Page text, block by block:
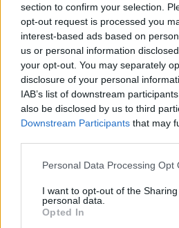
section to confirm your selection.
opt-out request is processed you
interest-based ads based on
us or personal information
your opt-out. You may separately
disclosure of your personal
IAB’s list of downstream
also be disclosed by us to third
Downstream Participants that may
Please note that this website/app
not limited to your visit or usage
grant or deny consent to Google
use your data for below specified
Personal Data Processing Opt
I want to opt-out of the
personal data.
Opted In
A film az Egyesült
a magyar mozikba eljut-e,
Tulajdonképpen sajnálom,
hozni belőle valamit.